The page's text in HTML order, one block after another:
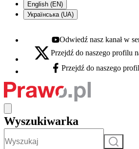
English (EN)
Українська (UA)
Youtube - otwiera się w nowej karcie
Odwiedź nasz kanał w
X - otwiera się w nowej karcie
Przejdź do naszego profilu
Facebook - otwiera się w nowej karcie
Przejdź do naszego
Wyszukiwarka
Szukaj